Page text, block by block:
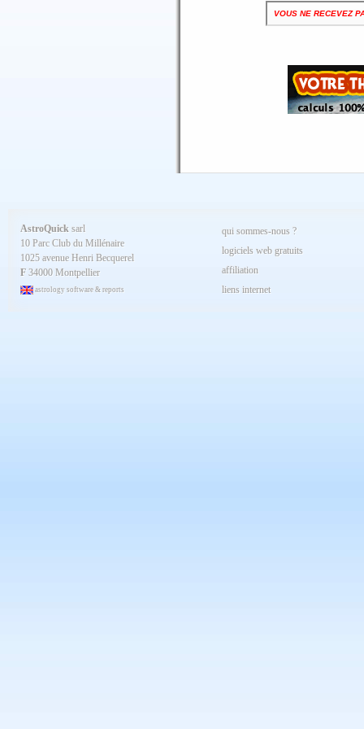
VOUS NE RECEVEZ
AstroQuick sarl
10 Parc Club du Millénaire
1025 avenue Henri Becquerel
F 34000 Montpellier
astrology software & reports
qui sommes-nous ?
logiciels web gratuits
affiliation
liens internet